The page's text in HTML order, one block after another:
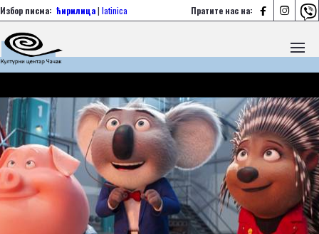
Пратите нас на:   
Избор писма: ћирилица| latinica